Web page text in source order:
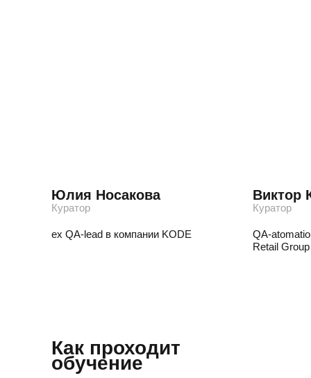
Юлия Носакова
Куратор
ex QA-lead в компании KODE
Виктор
Куратор
QA-
Retail Group
Как проходит
обучение